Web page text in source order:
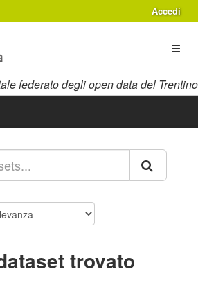
Accedi
federato degli open data del Trentino
trovato